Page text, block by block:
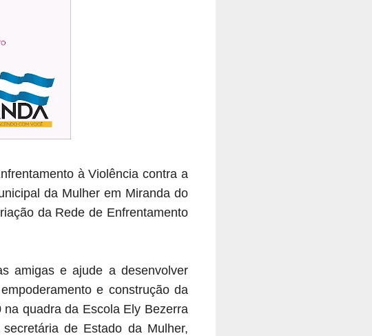
à Violência contra a
da Mulher em Miranda do
da Rede de Enfrentamento
amigas e ajude a desenvolver
e construção da
quadra da Escola Ely Bezerra
de Estado da Mulher,